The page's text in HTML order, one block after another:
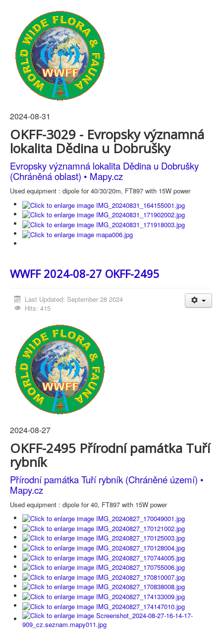
2024-08-31
OKFF-3029 - Evropsky významná
lokalita Dědina u Dobrušky
Evropsky významná lokalita Dědina u Dobrušky
(Chráněná oblast) • Mapy.cz
Used equipment : dipole for 40/30/20m, FT897 with 15W power
WWFF 2024-08-27 OKFF-2495
Last Updated: September 28 2024
Hits: 415
2024-08-27
OKFF-2495 Přírodní památka Tuří
rybník
Přírodní památka Tuří rybník (Chráněné území) •
Mapy.cz
Used equipment : dipole for 40, FT897 with 15W power